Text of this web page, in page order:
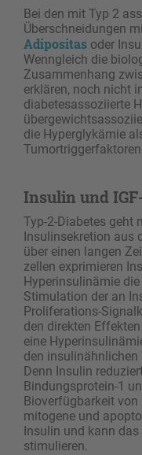
Bei den mit Typ 2
Überschneidungen
Adipositas oder
Wenngleich die
Zusammenhang
erklären, noch nicht
diabetesassoziierte
die Hyperglykämie
Insulin und
Typ-2-Diabetes geht
Insulinsekretion aus
über einen langen
zellen exprimieren
Hyperinsulinämie
Stimulation der an
Proliferations-
den direkten
eine
den insulinähnlichen
Denn Insulin
Bindungsprotein-1
Bioverfügbarkeit von
mitogene und
Insulin und kann
stimulieren.